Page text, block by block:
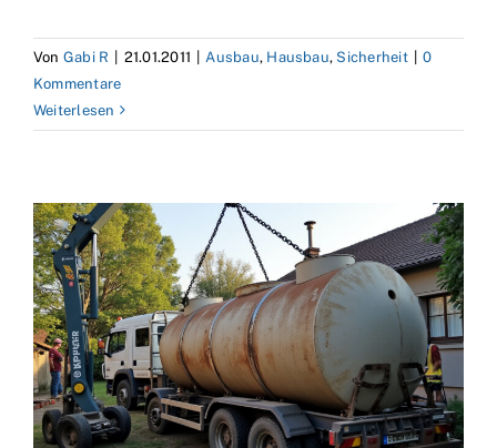
Von Gabi R 21.01.2011 Ausbau, Hausbau, Sicherheit
0
Kommentare
Weiterlesen